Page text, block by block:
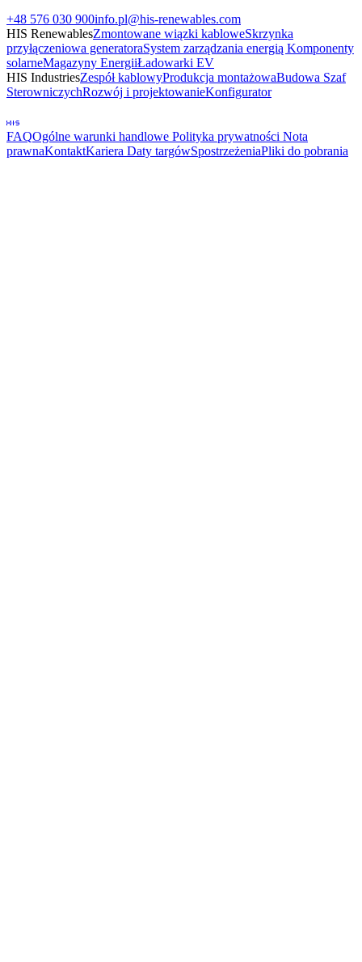
+48 576 030 900info.pl@his-renewables.com
HIS RenewablesZmontowane wiązki kabloweSkrzynka
przyłączeniowa generatoraSystem zarządzania energią Komponenty
solarneMagazyny EnergiiŁadowarki EV
HIS IndustriesZespół kablowyProdukcja montażowaBudowa Szaf
SterowniczychRozwój i projektowanieKonfigurator
FAQOgólne warunki handlowe Polityka prywatności Nota
prawnaKontaktKariera Daty targówSpostrzeżeniaPliki do pobrania